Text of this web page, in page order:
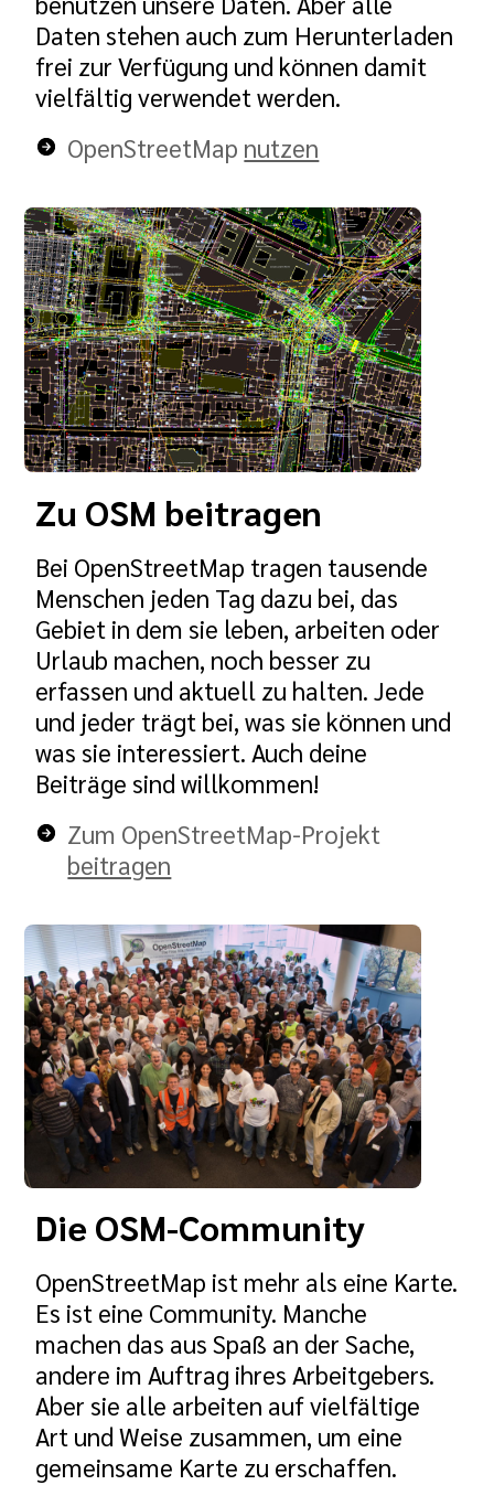
Daten stehen auch zum Herunterladen
frei zur Verfügung und können damit
vielfältig verwendet werden.
OpenStreetMap nutzen
Zu OSM beitragen
Bei OpenStreetMap tragen tausende
Menschen jeden Tag dazu bei, das
Gebiet in dem sie leben, arbeiten oder
Urlaub machen, noch besser zu
erfassen und aktuell zu halten. Jede
und jeder trägt bei, was sie können und
was sie interessiert. Auch deine
Beiträge sind willkommen!
Zum OpenStreetMap-Projekt
beitragen
Die OSM-Community
OpenStreetMap ist mehr als eine Karte.
Es ist eine Community. Manche
machen das aus Spaß an der Sache,
andere im Auftrag ihres Arbeitgebers.
Aber sie alle arbeiten auf vielfältige
Art und Weise zusammen, um eine
gemeinsame Karte zu erschaffen.